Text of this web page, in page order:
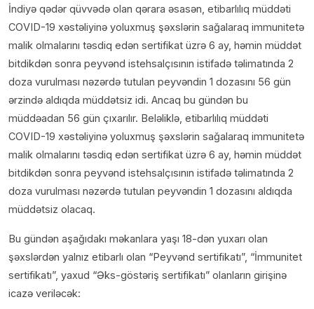
İndiyə qədər qüvvədə olan qərara əsasən, etibarlılıq müddəti
COVID-19 xəstəliyinə yoluxmuş şəxslərin sağalaraq immunitetə
malik olmalarını təsdiq edən sertifikat üzrə 6 ay, həmin müddət
bitdikdən sonra peyvənd istehsalçısının istifadə təlimatında 2
doza vurulması nəzərdə tutulan peyvəndin 1 dozasını 56 gün
ərzində aldıqda müddətsiz idi. Ancaq bu gündən bu
müddəadan 56 gün çıxarılır. Beləliklə, etibarlılıq müddəti
COVID-19 xəstəliyinə yoluxmuş şəxslərin sağalaraq immunitetə
malik olmalarını təsdiq edən sertifikat üzrə 6 ay, həmin müddət
bitdikdən sonra peyvənd istehsalçısının istifadə təlimatında 2
doza vurulması nəzərdə tutulan peyvəndin 1 dozasını aldıqda
müddətsiz olacaq.
Bu gündən aşağıdakı məkanlara yaşı 18-dən yuxarı olan
şəxslərdən yalnız etibarlı olan “Peyvənd sertifikatı”, “İmmunitet
sertifikatı”, yaxud “Əks-göstəriş sertifikatı” olanların girişinə
icazə veriləcək: